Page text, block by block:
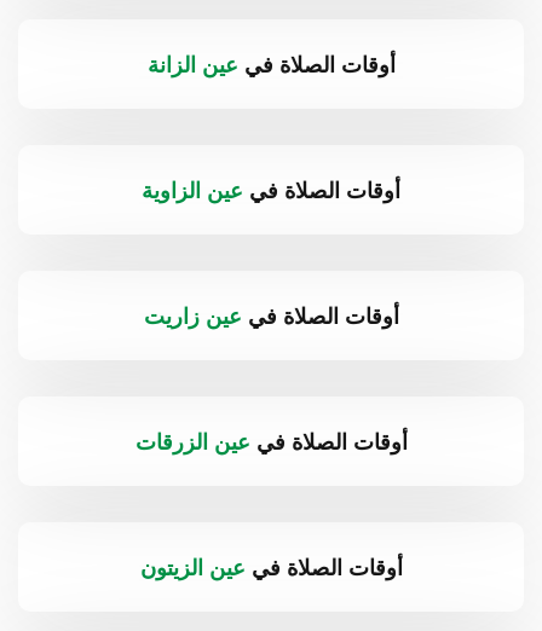
أوقات الصلاة في عين الزانة
أوقات الصلاة في عين الزاوية
أوقات الصلاة في عين زاريت
أوقات الصلاة في عين الزرقات
أوقات الصلاة في عين الزيتون